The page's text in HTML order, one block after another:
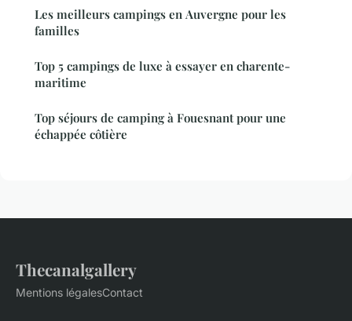
Les meilleurs campings en Auvergne pour les
familles
Top 5 campings de luxe à essayer en charente-
maritime
Top séjours de camping à Fouesnant pour une
échappée côtière
Thecanalgallery
Mentions légalesContact